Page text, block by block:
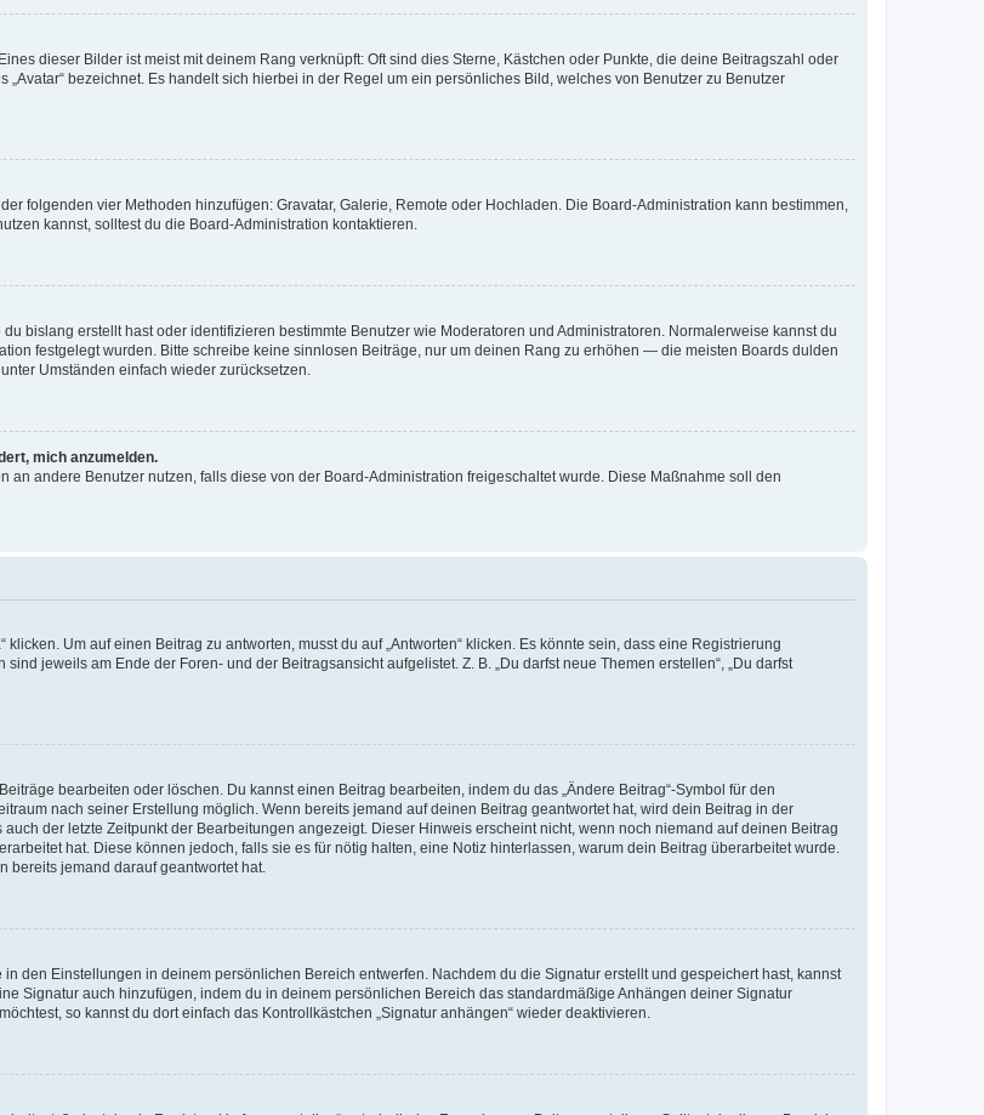
dieser Bilder ist meist mit deinem Rang verknüpft: Oft sind dies Sterne, Kästchen oder Punkte, die deine Beitragszahl oder
bezeichnet. Es handelt sich hierbei in der Regel um ein persönliches Bild, welches von Benutzer zu Benutzer
folgenden vier Methoden hinzufügen: Gravatar, Galerie, Remote oder Hochladen. Die Board-Administration kann bestimmen,
kannst, solltest du die Board-Administration kontaktieren.
bislang erstellt hast oder identifizieren bestimmte Benutzer wie Moderatoren und Administratoren. Normalerweise kannst du
festgelegt wurden. Bitte schreibe keine sinnlosen Beiträge, nur um deinen Rang zu erhöhen — die meisten Boards dulden
Umständen einfach wieder zurücksetzen.
mich anzumelden.
andere Benutzer nutzen, falls diese von der Board-Administration freigeschaltet wurde. Diese Maßnahme soll den
Um auf einen Beitrag zu antworten, musst du auf „Antworten“ klicken. Es könnte sein, dass eine Registrierung
jeweils am Ende der Foren- und der Beitragsansicht aufgelistet. Z. B. „Du darfst neue Themen erstellen“, „Du darfst
bearbeiten oder löschen. Du kannst einen Beitrag bearbeiten, indem du das „Ändere Beitrag“-Symbol für den
nach seiner Erstellung möglich. Wenn bereits jemand auf deinen Beitrag geantwortet hat, wird dein Beitrag in der
der letzte Zeitpunkt der Bearbeitungen angezeigt. Dieser Hinweis erscheint nicht, wenn noch niemand auf deinen Beitrag
hat. Diese können jedoch, falls sie es für nötig halten, eine Notiz hinterlassen, warum dein Beitrag überarbeitet wurde.
bereits jemand darauf geantwortet hat.
den Einstellungen in deinem persönlichen Bereich entwerfen. Nachdem du die Signatur erstellt und gespeichert hast, kannst
Signatur auch hinzufügen, indem du in deinem persönlichen Bereich das standardmäßige Anhängen deiner Signatur
so kannst du dort einfach das Kontrollkästchen „Signatur anhängen“ wieder deaktivieren.